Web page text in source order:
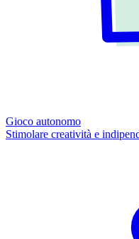
Gioco autonomo
Stimolare creatività e